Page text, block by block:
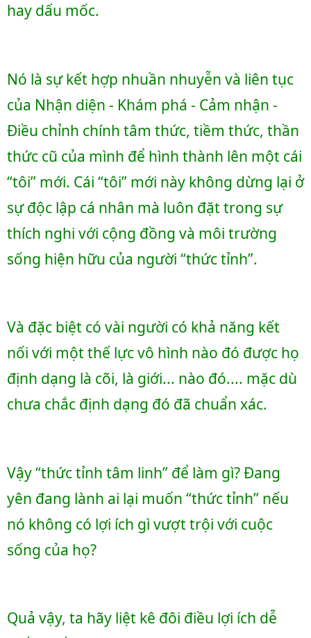
hay dấu mốc.
Nó là sự kết hợp nhuần nhuyễn và liên tục
của Nhận diện - Khám phá - Cảm nhận -
Điều chỉnh chính tâm thức, tiềm thức, thần
thức cũ của mình để hình thành lên một cái
“tôi” mới. Cái “tôi” mới này không dừng lại ở
sự độc lập cá nhân mà luôn đặt trong sự
thích nghi với cộng đồng và môi trường
sống hiện hữu của người “thức tỉnh”.
Và đặc biệt có vài người có khả năng kết
nối với một thế lực vô hình nào đó được họ
định dạng là cõi, là giới... nào đó.... mặc dù
chưa chắc định dạng đó đã chuẩn xác.
Vậy “thức tỉnh tâm linh” để làm gì? Đang
yên đang lành ai lại muốn “thức tỉnh” nếu
nó không có lợi ích gì vượt trội với cuộc
sống của họ?
Quả vậy, ta hãy liệt kê đôi điều lợi ích dễ